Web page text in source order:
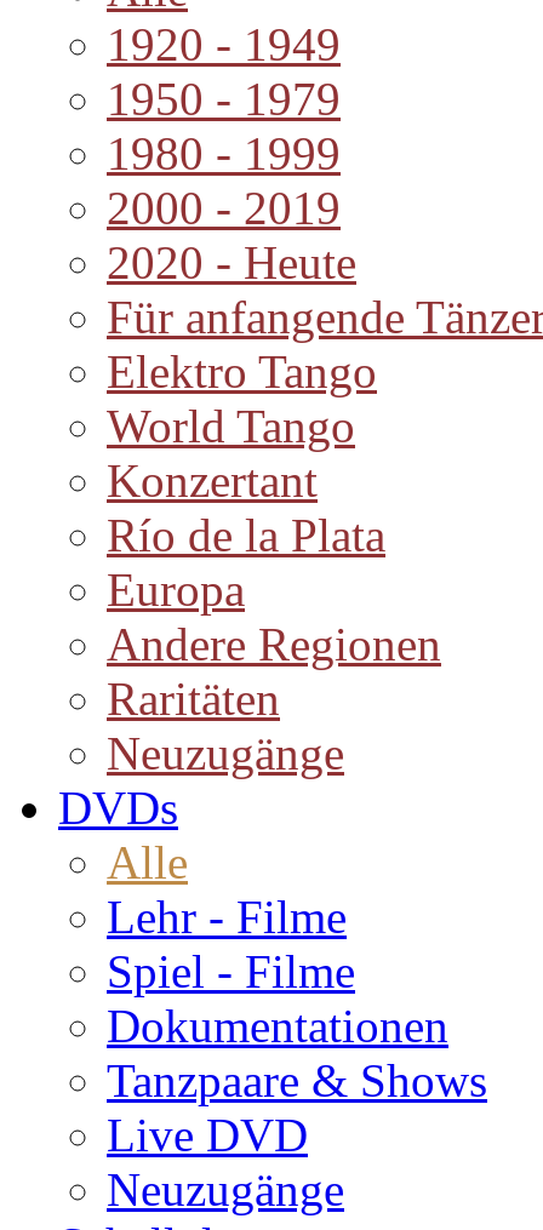
1920 - 1949
1950 - 1979
1980 - 1999
2000 - 2019
2020 - Heute
Für anfangende
Elektro Tango
World Tango
Konzertant
Río de la Plata
Europa
Andere Regionen
Raritäten
Neuzugänge
DVDs
Alle
Lehr - Filme
Spiel - Filme
Dokumentationen
Tanzpaare & Shows
Live DVD
Neuzugänge